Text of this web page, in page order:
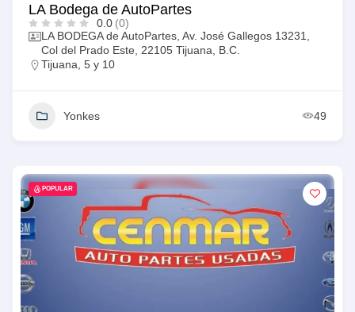
LA Bodega de AutoPartes
0.0 (0)
LA BODEGA de AutoPartes, Av. José Gallegos 13231,
Col del Prado Este, 22105 Tijuana, B.C.
Tijuana 5 y 10
Yonkes 49
POPULAR